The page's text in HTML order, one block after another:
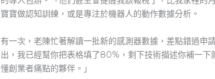
寶寶做認知訓練，或是專注於機器人的動作數據分析。
有一次，老陳忙著解讀一批新的感測器數據，差點錯過
出，我已經幫你把表格填了80%，剩下技術描述你補一
懂創業者痛點的夥伴。」